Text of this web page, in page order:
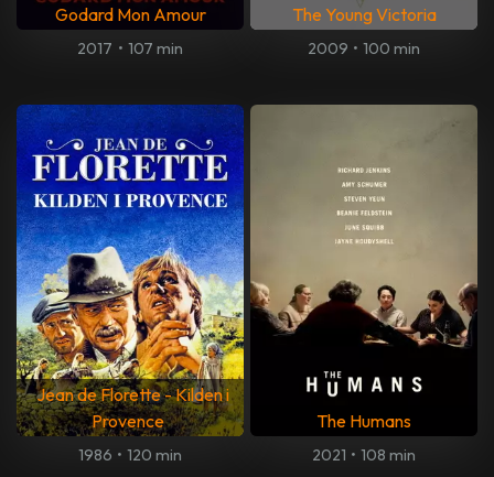
Godard Mon Amour
2017 • 107 min
The Young Victoria
2009 • 100 min
Jean de Florette - Kilden i
Provence
1986 • 120 min
The Humans
2021 • 108 min